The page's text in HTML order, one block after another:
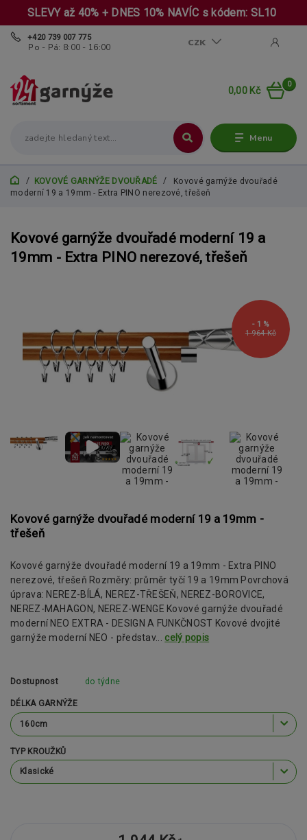
SLEVY až 40% + DNES 10% NAVÍC s kódem: SL10
Menu
CZK
+420 739 007 775
Po - Pá: 8:00 - 16:00
0
0,00 Kč
KOVOVÉ GARNÝŽE DVOUŘADÉ
Kovové garnýže dvouřadé
moderní 19 a 19mm - Extra PINO nerezové, třešeň
Kovové garnýže dvouřadé moderní 19 a
19mm - Extra PINO nerezové, třešeň
1 964 Kč
- 1 %
Kovové garnýže dvouřadé moderní 19 a 19mm -
třešeň
Kovové garnýže dvouřadé moderní 19 a 19mm - Extra PINO
nerezové, třešeň Rozměry: průměr tyčí 19 a 19mm Povrchová
úprava: NEREZ-BÍLÁ, NEREZ-TŘEŠEŇ, NEREZ-BOROVICE,
NEREZ-MAHAGON, NEREZ-WENGE Kovové garnýže dvouřadé
moderní NEO EXTRA - DESIGN A FUNKČNOST Kovové dvojité
garnýže moderní NEO - představ... celý popis
Dostupnost do týdne
DÉLKA GARNÝŽE
TYP KROUŽKŮ